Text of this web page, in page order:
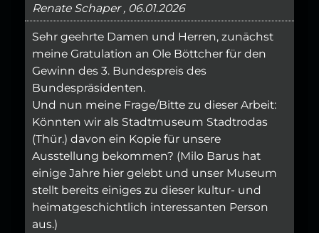
Renate Schaper , 06.01.2026
Sehr geehrte Damen und Herren, zunächst
meine Gratulation an Ole Böttcher für den
Gewinn des 3. Bundespreis des
Bundespräsidenten.
Und nun meine Frage/Bitte zu dieser Arbeit:
Könnten wir als Stadtmuseum Stadtrodas
(Thür.) davon ein Kopie für unsere
Ausstellung bekommen? (Milo Barus hat
einige Jahre hier gelebt und unser Museum
stellt bereits einiges zu dieser kultur- und
heimatgeschichtlich interessanten Person
aus.)